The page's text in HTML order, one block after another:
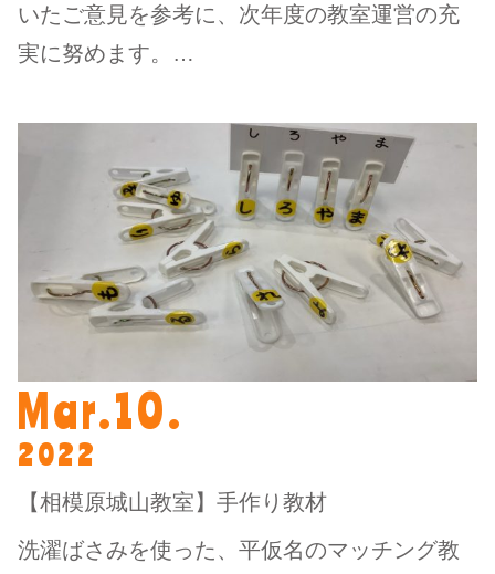
いたご意見を参考に、次年度の教室運営の充
実に努めます。…
Mar.10.
2022
【相模原城山教室】手作り教材
洗濯ばさみを使った、平仮名のマッチング教